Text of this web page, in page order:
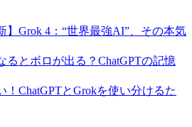
】Grok 4：“世界最強AI”、その本気
るとボロが出る？ChatGPTの記憶
！ChatGPTとGrokを使い分けるた